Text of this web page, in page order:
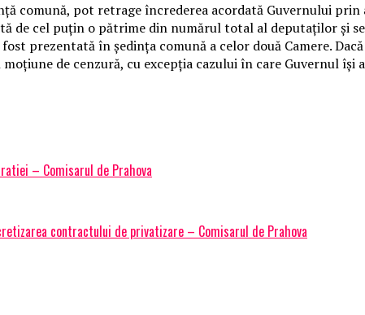
comună, pot retrage încrederea acordată Guvernului
de cel puţin o pătrime din numărul total al deputaţilor şi
prezentată în şedinţa comună a celor două Camere.
de cenzură, cu excepţia cazului în care Guvernul
– Comisarul de Prahova
contractului de privatizare – Comisarul de Prahova